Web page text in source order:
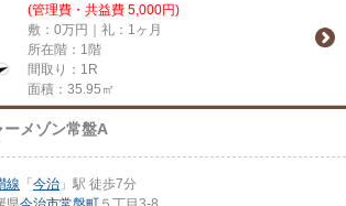
(管理費・共益費 5,000円)
敷：0万円｜礼：1ヶ月
所在階：1階
間取り：1R
面積：35.95㎡
ーメゾン常盤A
線 「 今治 」駅 徒歩7分